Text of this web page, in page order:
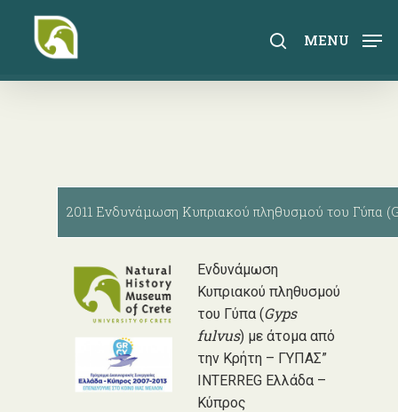
content
search
MENU
2011 Ενδυνάμωση Κυπριακού πληθυσμού του Γύπα
Ενδυνάμωση
Κυπριακού πληθυσμού
του Γύπα (Gyps
fulvus) με άτομα από
την Κρήτη – ΓΥΠΑΣ”
INTERREG Ελλάδα –
Κύπρος